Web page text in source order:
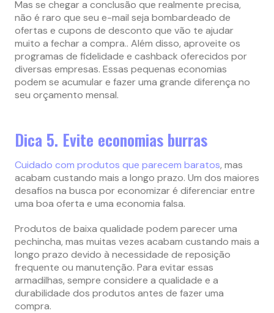
Mas se chegar a conclusão que realmente precisa,
não é raro que seu e-mail seja bombardeado de
ofertas e cupons de desconto que vão te ajudar
muito a fechar a compra.. Além disso, aproveite os
programas de fidelidade e cashback oferecidos por
diversas empresas. Essas pequenas economias
podem se acumular e fazer uma grande diferença no
seu orçamento mensal.
Dica 5. Evite economias burras
Cuidado com produtos que parecem baratos, mas
acabam custando mais a longo prazo. Um dos maiores
desafios na busca por economizar é diferenciar entre
uma boa oferta e uma economia falsa.
Produtos de baixa qualidade podem parecer uma
pechincha, mas muitas vezes acabam custando mais a
longo prazo devido à necessidade de reposição
frequente ou manutenção. Para evitar essas
armadilhas, sempre considere a qualidade e a
durabilidade dos produtos antes de fazer uma
compra.